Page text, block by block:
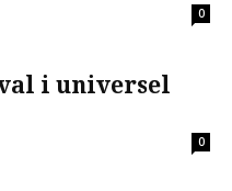
0
i universel
0